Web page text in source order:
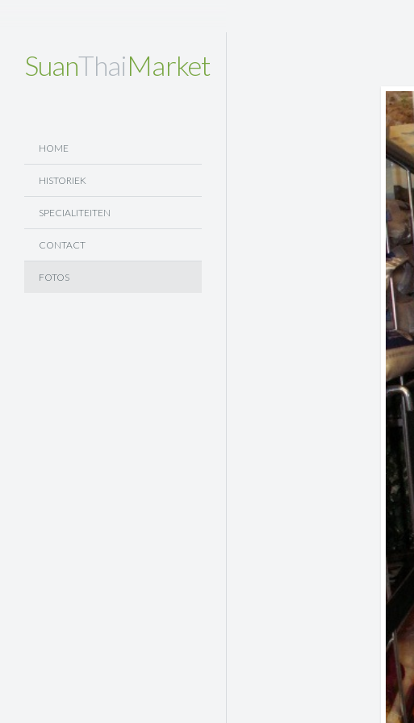
SuanThaiMarket
HOME
HISTORIEK
SPECIALITEITEN
CONTACT
FOTOS